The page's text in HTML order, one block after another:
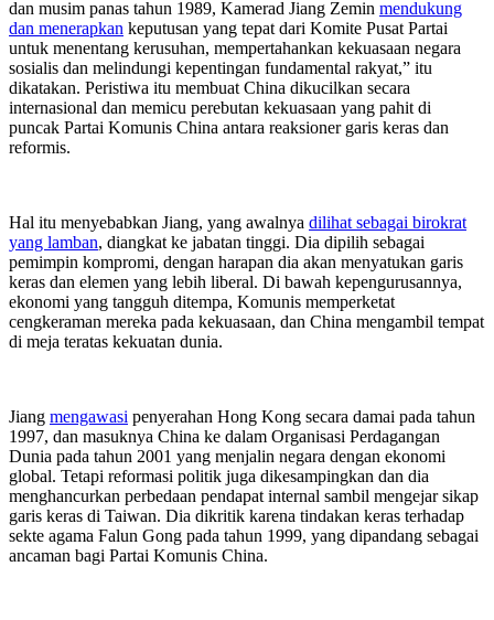
dan musim panas tahun 1989, Kamerad Jiang Zemin mendukung
dan menerapkan keputusan yang tepat dari Komite Pusat Partai
untuk menentang kerusuhan, mempertahankan kekuasaan negara
sosialis dan melindungi kepentingan fundamental rakyat,” itu
dikatakan. Peristiwa itu membuat China dikucilkan secara
internasional dan memicu perebutan kekuasaan yang pahit di
puncak Partai Komunis China antara reaksioner garis keras dan
reformis.
Hal itu menyebabkan Jiang, yang awalnya dilihat sebagai birokrat
yang lamban, diangkat ke jabatan tinggi. Dia dipilih sebagai
pemimpin kompromi, dengan harapan dia akan menyatukan garis
keras dan elemen yang lebih liberal. Di bawah kepengurusannya,
ekonomi yang tangguh ditempa, Komunis memperketat
cengkeraman mereka pada kekuasaan, dan China mengambil tempat
di meja teratas kekuatan dunia.
Jiang mengawasi penyerahan Hong Kong secara damai pada tahun
1997, dan masuknya China ke dalam Organisasi Perdagangan
Dunia pada tahun 2001 yang menjalin negara dengan ekonomi
global. Tetapi reformasi politik juga dikesampingkan dan dia
menghancurkan perbedaan pendapat internal sambil mengejar sikap
garis keras di Taiwan. Dia dikritik karena tindakan keras terhadap
sekte agama Falun Gong pada tahun 1999, yang dipandang sebagai
ancaman bagi Partai Komunis China.